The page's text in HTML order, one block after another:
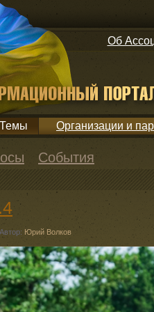
Об
Темы Организации и
События
Автор: Юрий Волков